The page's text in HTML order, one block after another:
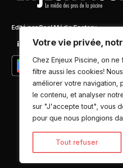
Votre vie privée,
Chez Enjeux Piscine, on
filtre aussi les cookies!
améliorer votre navigation,
le contenu, et analyser
sur "J'accepte tout", vous
pour que nous plongions
Tout refuser
Edité par Pool Média Factory
Linkedin Newsletter